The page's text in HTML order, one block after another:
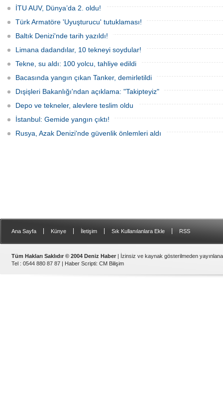
odaklanan etkinliği, 20-23 Ağustos
tarihleri arasında Gölcük Tersanesi
Komutanlığı’nda gerçekleştirilecek.
arabulucu görüşmesinde tüm
Sendika, sözlerin tutulmaması halinde
İTU AUV, Dünya’da 2. oldu!
Türk Armatöre 'Uyuşturucu' tutuklaması!
Baltık Denizi'nde tarih yazıldı!
Limana dadandılar, 10 tekneyi soydular!
Tekne, su aldı: 100 yolcu, tahliye edildi
Bacasında yangın çıkan Tanker, demirletildi
Dışişleri Bakanlığı'ndan açıklama: "Takipteyiz"
Depo ve tekneler, alevlere teslim oldu
İstanbul: Gemide yangın çıktı!
Rusya, Azak Denizi'nde güvenlik önlemleri aldı
Ana Sayfa Künye İletişim Sık Kullanılanlara Ekle RSS
Tüm Hakları Saklıdır © 2004 Deniz Haber | İzinsiz ve kaynak gösterilmeden
Tel : 0544 880 87 87 | Haber Scripti: CM Bilişim